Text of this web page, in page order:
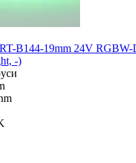
B144-19mm 24V RGBW-
-)